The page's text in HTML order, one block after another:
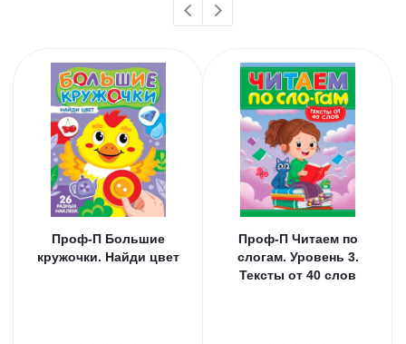
Проф-П Большие
кружочки. Найди цвет
Проф-П Читаем по
слогам. Уровень 3.
Тексты от 40 слов